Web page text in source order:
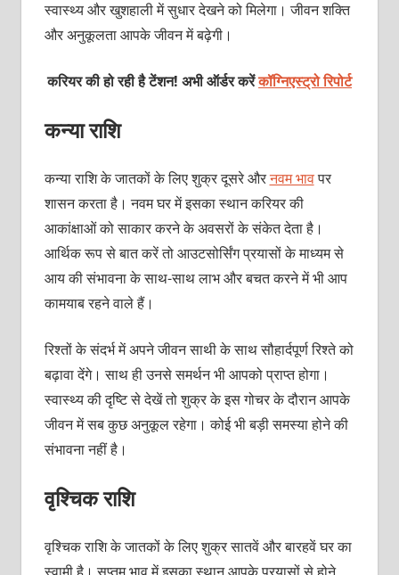
स्वास्थ्य और खुशहाली में सुधार देखने को मिलेगा। जीवन शक्ति
और अनुकूलता आपके जीवन में बढ़ेगी।
करियर की हो रही है टेंशन! अभी ऑर्डर करेंकॉग्निएस्ट्रो रिपोर्ट
कन्या राशि
कन्या राशि के जातकों के लिए शुक्र दूसरे औरनवम भावपर
शासन करता है। नवम घर में इसका स्थान करियर की
आकांक्षाओं को साकार करने के अवसरों के संकेत देता है।
आर्थिक रूप से बात करें तो आउटसोर्सिंग प्रयासों के माध्यम से
आय की संभावना के साथ-साथ लाभ और बचत करने में भी आप
कामयाब रहने वाले हैं।
रिश्तों के संदर्भ में अपने जीवन साथी के साथ सौहार्दपूर्ण रिश्ते को
बढ़ावा देंगे। साथ ही उनसे समर्थन भी आपको प्राप्त होगा।
स्वास्थ्य की दृष्टि से देखें तो शुक्र के इस गोचर के दौरान आपके
जीवन में सब कुछ अनुकूल रहेगा। कोई भी बड़ी समस्या होने की
संभावना नहीं है।
वृश्चिक राशि
वृश्चिक राशि के जातकों के लिए शुक्र सातवें और बारहवें घर का